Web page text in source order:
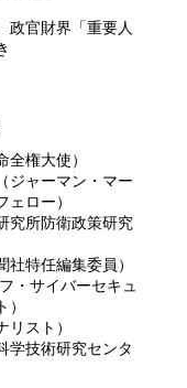
政官財界「重要人
権大使）
ジャーマン・マー
ロー）
究所防衛政策研究
特任編集委員）
・サイバーセキュ
スト）
学技術研究センタ